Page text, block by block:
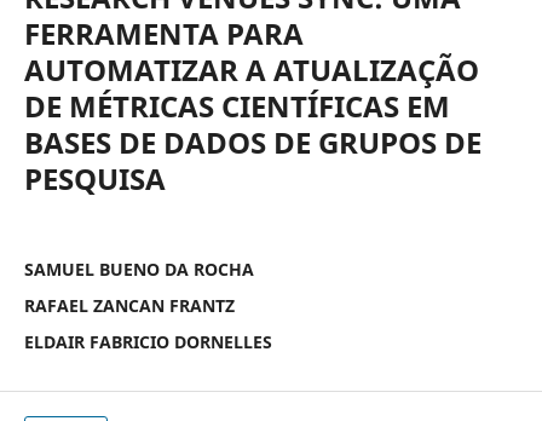
FERRAMENTA PARA
AUTOMATIZAR A ATUALIZAÇÃO
DE MÉTRICAS CIENTÍFICAS EM
BASES DE DADOS DE GRUPOS DE
PESQUISA
SAMUEL BUENO DA ROCHA
RAFAEL ZANCAN FRANTZ
ELDAIR FABRICIO DORNELLES